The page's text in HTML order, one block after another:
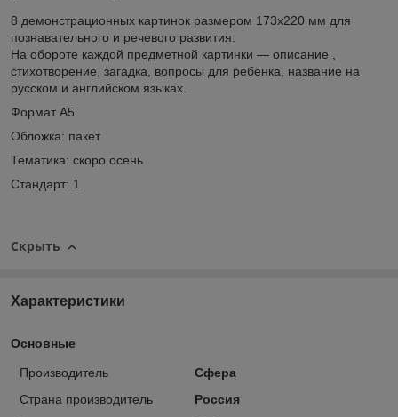
8 демонстрационных картинок размером 173х220 мм для
познавательного и речевого развития.
На обороте каждой предметной картинки — описание ,
стихотворение, загадка, вопросы для ребёнка, название на
русском и английском языках.
Формат А5.
Обложка: пакет
Тематика: скоро осень
Стандарт: 1
Скрыть
Характеристики
Основные
Производитель
Сфера
Страна производитель
Россия